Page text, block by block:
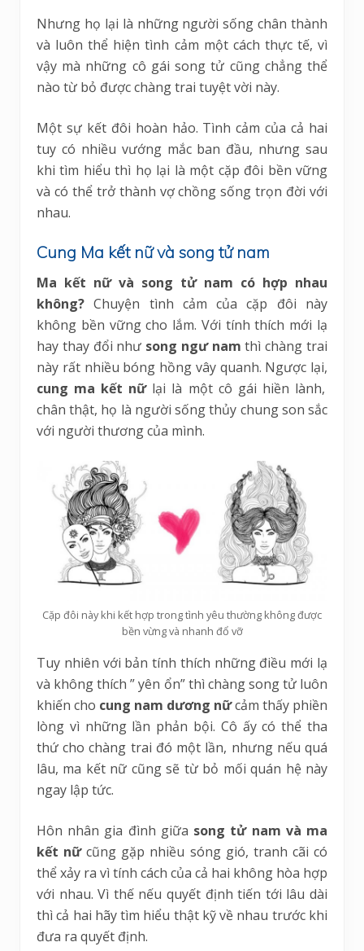
Nhưng họ lại là những người sống chân thành
và luôn thể hiện tình cảm một cách thực tế, vì
vậy mà những cô gái song tử cũng chẳng thể
nào từ bỏ được chàng trai tuyệt vời này.
Một sự kết đôi hoàn hảo. Tình cảm của cả hai
tuy có nhiều vướng mắc ban đầu, nhưng sau
khi tìm hiểu thì họ lại là một cặp đôi bền vững
và có thể trở thành vợ chồng sống trọn đời với
nhau.
Cung Ma kết nữ và song tử nam
Ma kết nữ và song tử nam có hợp nhau
không? Chuyện tình cảm của cặp đôi này
không bền vững cho lắm. Với tính thích mới lạ
hay thay đổi như song ngư nam thì chàng trai
này rất nhiều bóng hồng vây quanh. Ngược lại,
cung ma kết nữlại là một cô gái hiền lành,
chân thật, họ là người sống thủy chung son sắc
với người thương của mình.
Cặp đôi này khi kết hợp trong tình yêu thường không được
bền vừng và nhanh đổ vỡ
Tuy nhiên với bản tính thích những điều mới lạ
và không thích ” yên ổn” thì chàng song tử luôn
khiến cho cung nam dương nữcảm thấy phiền
lòng vì những lần phản bội. Cô ấy có thể tha
thứ cho chàng trai đó một lần, nhưng nếu quá
lâu, ma kết nữ cũng sẽ từ bỏ mối quán hệ này
ngay lập tức.
Hôn nhân gia đình giữa song tử nam và ma
kết nữcũng gặp nhiều sóng gió, tranh cãi có
thể xảy ra vì tính cách của cả hai không hòa hợp
với nhau. Vì thế nếu quyết định tiến tới lâu dài
thì cả hai hãy tìm hiểu thật kỹ về nhau trước khi
đưa ra quyết định.